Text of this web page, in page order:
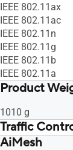
IEEE 802.11ax
IEEE 802.11ac
IEEE 802.11n
IEEE 802.11g
IEEE 802.11b
IEEE 802.11a
Product
1010 g
Traffic
Adaptive QoS,
AiMesh